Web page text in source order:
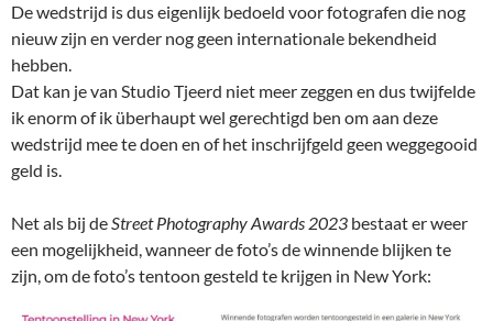
De wedstrijd is dus eigenlijk bedoeld voor fotografen die nog
nieuw zijn en verder nog geen internationale bekendheid
hebben.
Dat kan je van Studio Tjeerd niet meer zeggen en dus twijfelde
ik enorm of ik überhaupt wel gerechtigd ben om aan deze
wedstrijd mee te doen en of het inschrijfgeld geen weggegooid
geld is.
Net als bij deStreet Photography Awards 2023 bestaat er weer
een mogelijkheid, wanneer de foto’s de winnende blijken te
zijn, om de foto’s tentoon gesteld te krijgen in New York: